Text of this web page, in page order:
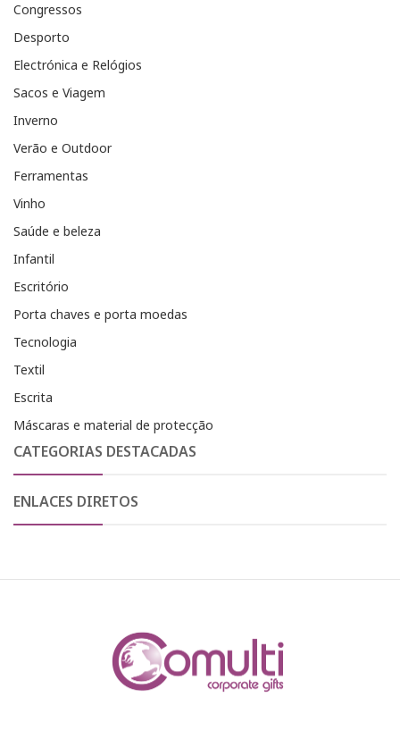
Congressos
Desporto
Electrónica e Relógios
Sacos e Viagem
Inverno
Verão e Outdoor
Ferramentas
Vinho
Saúde e beleza
Infantil
Escritório
Porta chaves e porta moedas
Tecnologia
Textil
Escrita
Máscaras e material de protecção
CATEGORIAS DESTACADAS
ENLACES DIRETOS